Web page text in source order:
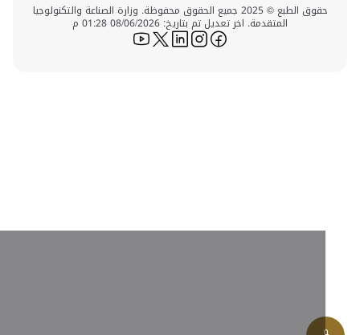
حقوق الطبع © 2025 جميع الحقوق محفوظة. وزارة الصناعة والتكنولوجيا
المتقدمة. اخر تعديل تم بتاريخ: 08/06/2026 01:28 م
icon-facebook
icon-instagram
icon-linkedin
icon-twitter
icon-youtube